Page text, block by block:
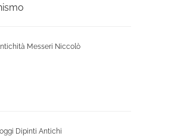
Messeri Niccolò
Dipinti Antichi